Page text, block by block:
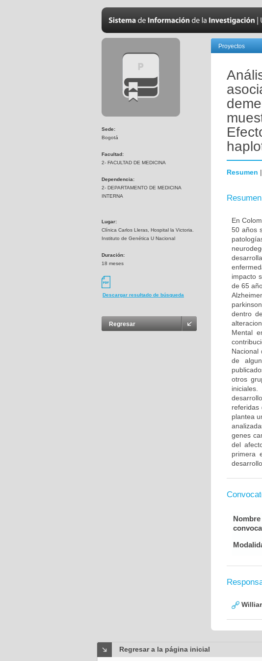
Sede:
Bogotá
Facultad:
2- FACULTAD DE MEDICINA
Dependencia:
2- DEPARTAMENTO DE MEDICINA
INTERNA
Lugar:
Clínica Carlos Lleras, Hospital la Victoria.
Instituto de Genética U Nacional
Duración:
18 meses
Descargar resultado de búsqueda
Regresar
Proyectos
Resumen |
Resumen
En
50 años
impacto
de 65
dentro
Mental
Nacional
de
otros
referidas
plantea
genes
del
primera
Nombre
Regresar a la página inicial